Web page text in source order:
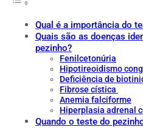
Qual é a importância do
Quais são as doenças
pezinho?
Fenilcetonúria
Hipotireoidismo
Deficiência de
Fibrose cística
Anemia falciforme
Hiperplasia adrenal
Quando o teste do